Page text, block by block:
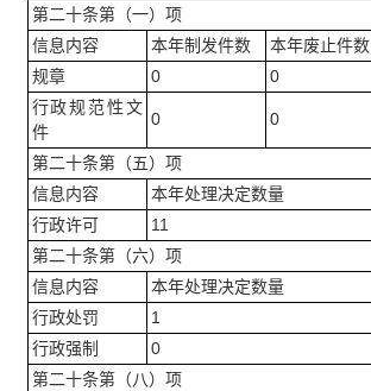
第二十条第（一）项
信息内容
本年制发件数 本年废止件数
规章
0 0
行政规范性文
件
0 0
第二十条第（五）项
信息内容
本年处理决定数量
行政许可
11
第二十条第（六）项
信息内容
本年处理决定数量
行政处罚
1
行政强制
0
第二十条第（八）项